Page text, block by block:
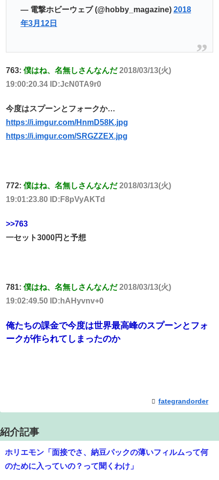
— 電撃ホビーウェブ (@hobby_magazine) 2018
年3月12日
763: 僕はね、名無しさんなんだ 2018/03/13(火)
19:00:20.34 ID:JcN0TA9r0
今度はスプーンとフォークか…
https://i.imgur.com/HnmD58K.jpg
https://i.imgur.com/SRGZZEX.jpg
772: 僕はね、名無しさんなんだ 2018/03/13(火)
19:01:23.80 ID:F8pVyAKTd
>>763
一セット3000円と予想
781: 僕はね、名無しさんなんだ 2018/03/13(火)
19:02:49.50 ID:hAHyvnv+0
俺たちの課金で今度は世界最高峰のスプーンとフォ
ークが作られてしまったのか
fategrandorder
紹介記事
ホリエモン「面接でさ、納豆パックの薄いフィルムって何
のために入っていの？って聞くわけ」